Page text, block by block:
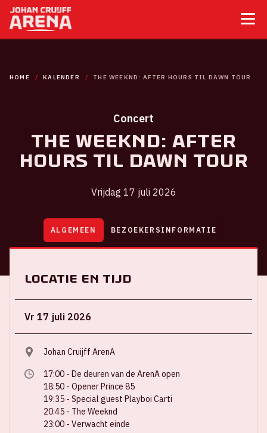
HOME KALENDER THE WEEKND: AFTER HOURS TIL DAWN TOUR
Concert
The Weeknd: After
Hours Til Dawn Tour
Vrijdag 17 juli 2026
ALGEMEEN BEZOEKERSINFORMATIE
Locatie en tijd
Vr 17 juli 2026
Johan Cruijff ArenA
17:00 - De deuren van de ArenA open
18:50 - Opener Prince 85
19:35 - Special guest Playboi Carti
20:45 - The Weeknd
23:00 - Verwacht einde